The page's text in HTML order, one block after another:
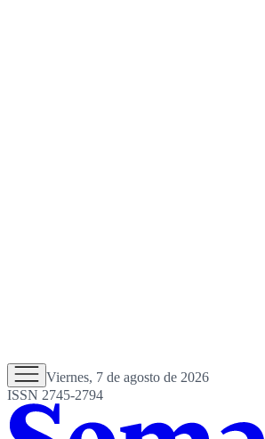
Viernes, 7 de agosto de 2026
ISSN 2745-2794